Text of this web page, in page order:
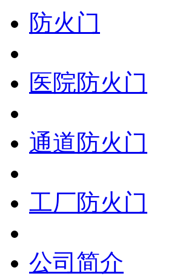
防火门
医院防火门
通道防火门
工厂防火门
公司简介